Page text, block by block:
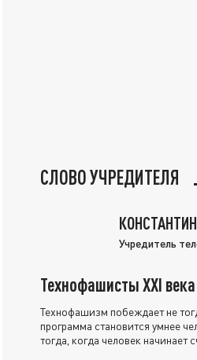
СЛОВО УЧРЕДИТЕЛЯ
Учредитель
Технофашисты XXI века
Технофашизм побеждает не
программа становится умнее
тогда, когда человек начинает